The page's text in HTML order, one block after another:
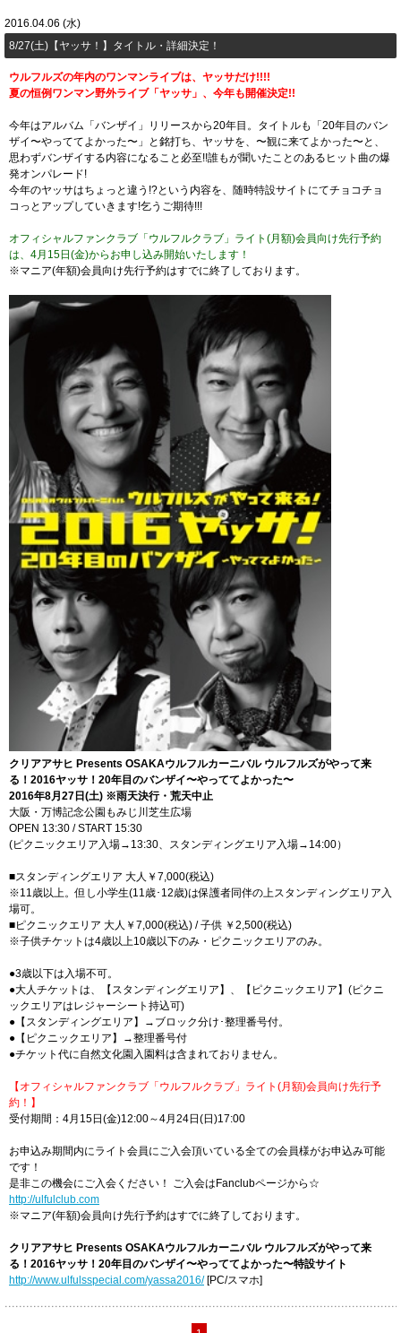
2016.04.06 (水)
8/27(土)【ヤッサ！】タイトル・詳細決定！
ウルフルズの年内のワンマンライブは、ヤッサだけ!!!!
夏の恒例ワンマン野外ライブ「ヤッサ」、今年も開催決定!!
今年はアルバム「バンザイ」リリースから20年目。タイトルも「20年目のバン
ザイ〜やっててよかった〜」と銘打ち、ヤッサを、〜観に来てよかった〜と、
思わずバンザイする内容になること必至!!誰もが聞いたことのあるヒット曲の爆
発オンパレード!
今年のヤッサはちょっと違う!?という内容を、随時特設サイトにてチョコチョ
コっとアップしていきます!乞うご期待!!!
オフィシャルファンクラブ「ウルフルクラブ」ライト(月額)会員向け先行予約
は、4月15日(金)からお申し込み開始いたします！
※マニア(年額)会員向け先行予約はすでに終了しております。
クリアアサヒ Presents OSAKAウルフルカーニバル ウルフルズがやって来
る！2016ヤッサ！20年目のバンザイ〜やっててよかった〜
2016年8月27日(土) ※雨天決行・荒天中止
大阪・万博記念公園もみじ川芝生広場
OPEN 13:30 / START 15:30
(ピクニックエリア入場→13:30、スタンディングエリア入場→14:00）
■スタンディングエリア 大人￥7,000(税込)
※11歳以上。但し小学生(11歳･12歳)は保護者同伴の上スタンディングエリア入
場可。
■ピクニックエリア 大人￥7,000(税込) / 子供 ￥2,500(税込)
※子供チケットは4歳以上10歳以下のみ・ピクニックエリアのみ。
●3歳以下は入場不可。
●大人チケットは、【スタンディングエリア】、【ピクニックエリア】(ピクニ
ックエリアはレジャーシート持込可)
●【スタンディングエリア】→ブロック分け･整理番号付。
●【ピクニックエリア】→整理番号付
●チケット代に自然文化園入園料は含まれておりません。
【オフィシャルファンクラブ「ウルフルクラブ」ライト(月額)会員向け先行予
約！】
受付期間：4月15日(金)12:00～4月24日(日)17:00
お申込み期間内にライト会員にご入会頂いている全ての会員様がお申込み可能
です！
是非この機会にご入会ください！ ご入会はFanclubページから☆
http://ulfulclub.com
※マニア(年額)会員向け先行予約はすでに終了しております。
クリアアサヒ Presents OSAKAウルフルカーニバル ウルフルズがやって来
る！2016ヤッサ！20年目のバンザイ〜やっててよかった〜特設サイト
http://www.ulfulsspecial.com/yassa2016/[PC/スマホ]